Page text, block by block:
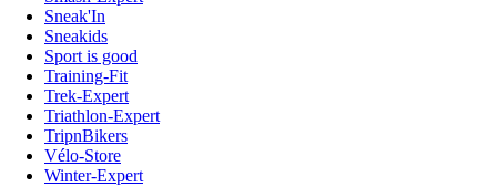
Sneak'In
Sneakids
Sport is good
Training-Fit
Trek-Expert
Triathlon-Expert
TripnBikers
Vélo-Store
Winter-Expert